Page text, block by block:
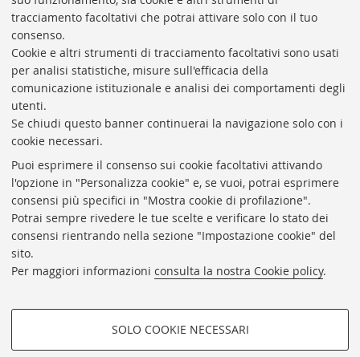
tracciamento facoltativi che potrai attivare solo con il tuo
consenso.
Cookie e altri strumenti di tracciamento facoltativi sono usati
per analisi statistiche, misure sull'efficacia della
comunicazione istituzionale e analisi dei comportamenti degli
utenti.
Se chiudi questo banner continuerai la navigazione solo con i
cookie necessari.
Puoi esprimere il consenso sui cookie facoltativi attivando
l'opzione in "Personalizza cookie" e, se vuoi, potrai esprimere
consensi più specifici in "Mostra cookie di profilazione".
Potrai sempre rivedere le tue scelte e verificare lo stato dei
consensi rientrando nella sezione "Impostazione cookie" del
sito.
Per maggiori informazioni consulta la nostra Cookie policy.
COOKIE DI PROFILAZIONE -
SOLO COOKIE NECESSARI
Rubrica di Ateneo
Rss
Statistiche
Biblioteche di Ateneo
Sale studio
Carta dei servizi
Proxy
Help Desk
Informazioni sul sito e accessibilità